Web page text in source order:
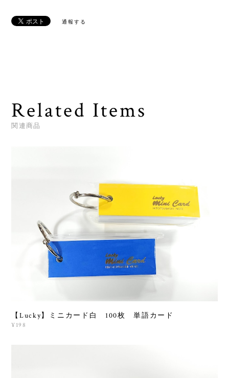
通報する
Related Items
関連商品
【Lucky】ミニカード白 100枚 単語カード
¥198